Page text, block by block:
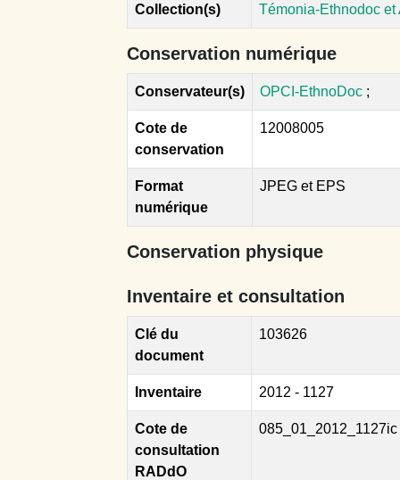
Collection(s) Témonia-Ethnodoc
Conservation numérique
Conservateur(s) OPCI-EthnoDoc ;
Cote de
conservation
12008005
Format
numérique
JPEG et EPS
Conservation physique
Inventaire et consultation
Clé du
document
103626
Inventaire 2012 - 1127
Cote de
consultation
RADdO
085_01_2012_1127ic